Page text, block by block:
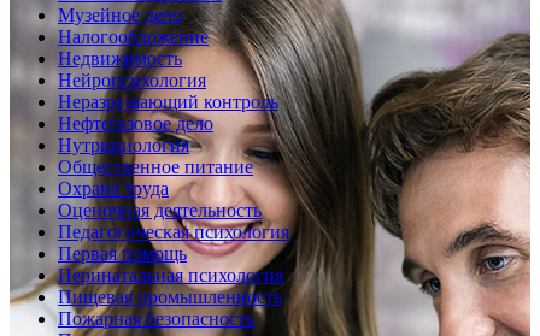
Музейное дело
Налогообложение
Недвижимость
Нейропсихология
Неразрушающий контроль
Нефтегазовое дело
Нутрициология
Общественное питание
Охрана труда
Оценочная деятельность
Педагогическая психология
Первая помощь
Перинатальная психология
Пищевая промышленность
Пожарная безопасность